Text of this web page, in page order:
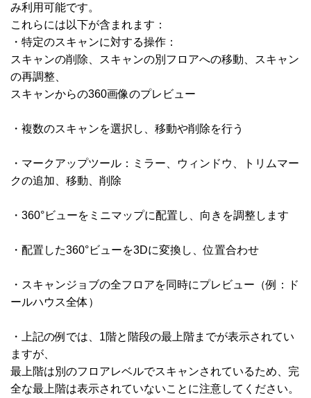
み利用可能です。
これらには以下が含まれます：
・特定のスキャンに対する操作：
スキャンの削除、スキャンの別フロアへの移動、スキャン
の再調整、
スキャンからの360画像のプレビュー
・複数のスキャンを選択し、移動や削除を行う
・マークアップツール：ミラー、ウィンドウ、トリムマー
クの追加、移動、削除
・360°ビューをミニマップに配置し、向きを調整します
・配置した360°ビューを3Dに変換し、位置合わせ
・スキャンジョブの全フロアを同時にプレビュー（例：ド
ールハウス全体）
・上記の例では、1階と階段の最上階までが表示されてい
ますが、
最上階は別のフロアレベルでスキャンされているため、完
全な最上階は表示されていないことに注意してください。